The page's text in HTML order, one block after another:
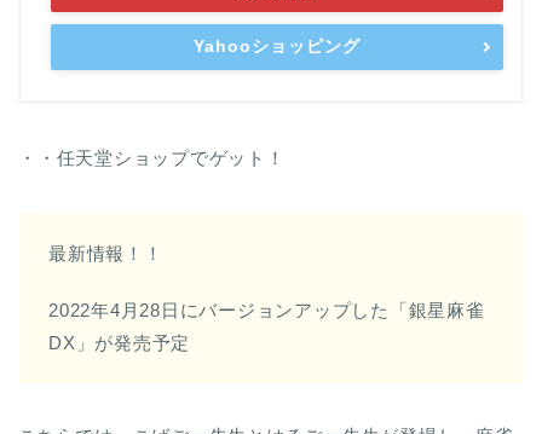
Yahooショッピング
・・任天堂ショップでゲット！
最新情報！！
2022年4月28日にバージョンアップした「銀星麻雀
DX」が発売予定